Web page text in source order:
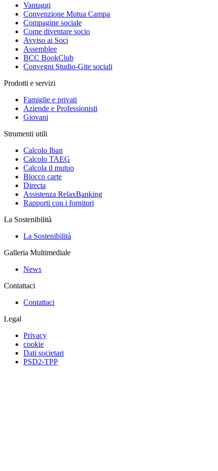
Vantaggi
Convenzione Mutua Campa
Compagine sociale
Come diventare socio
Avviso ai Soci
Assemblee
BCC BookClub
Convegni Studio-Gite sociali
Prodotti e servizi
Famiglie e privati
Aziende e Professionisti
Giovani
Strumenti utili
Calcolo Iban
Calcolo TAEG
Calcola il mutuo
Blocco carte
Directa
Assistenza RelaxBanking
Rapporti con i fornitori
La Sostenibilità
La Sostenibilità
Galleria Multimediale
News
Contattaci
Contattaci
Legal
Privacy
cookie
Dati societari
PSD2-TPP